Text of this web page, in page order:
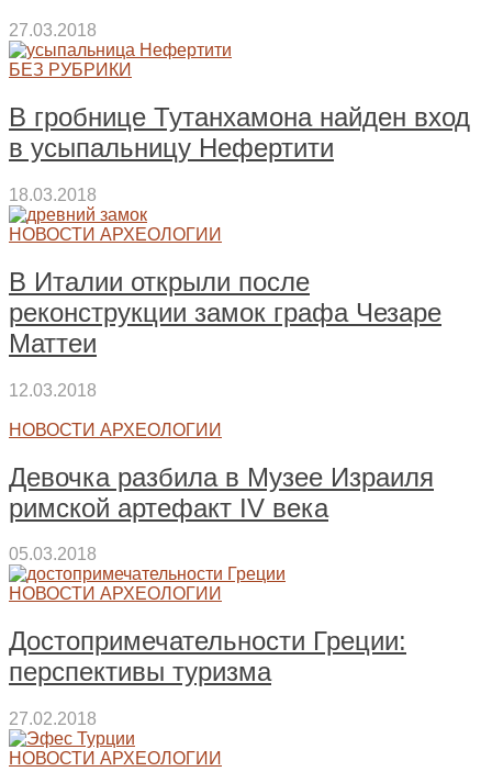
27.03.2018
БЕЗ РУБРИКИ
В гробнице Тутанхамона найден вход
в усыпальницу Нефертити
18.03.2018
НОВОСТИ АРХЕОЛОГИИ
В Италии открыли после
реконструкции замок графа Чезаре
Маттеи
12.03.2018
НОВОСТИ АРХЕОЛОГИИ
Девочка разбила в Музее Израиля
римской артефакт IV века
05.03.2018
НОВОСТИ АРХЕОЛОГИИ
Достопримечательности Греции:
перспективы туризма
27.02.2018
НОВОСТИ АРХЕОЛОГИИ